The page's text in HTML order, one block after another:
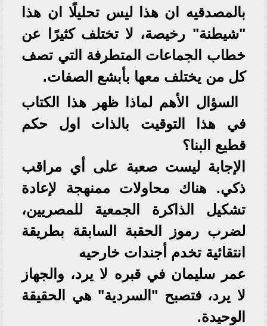
بالمصدقيه ان هذا ليس تحليلًا ان هذا
"شيطنة" رخيصة، لا تختلف كثيرًا عن
خطاب الجماعات المتطرفة التي تصف
كل من يختلف معها بأبشع الصفات.
السؤال الأهم لماذا ظهر هذا الكتاب
في هذا التوقيت بالذات اول حكم
قطيع البنا؟
الإجابة ليست صعبة على أي مراقب
ذكي. هناك محاولات ممنهجة لإعادة
تشكيل الذاكرة الجمعية للمصريين،
لضرب رموز الحقبة السابقة بطريقة
انتقائية تخدم أجندات خارحيه
عمر سليمان في قبره لا يرد، والجهاز
لا يرد، فتصبح "السردية" هي الحقيقة
الوحيدة.